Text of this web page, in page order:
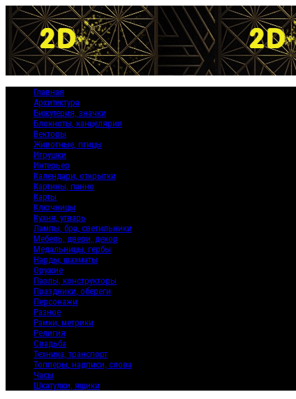
Главная
Архитектура
Бижутерия, значки
Блокноты, канцелярия
Векторы
Животные, птицы
Игрушки
Интерьер
Календари, открытки
Картины, панно
Карты
Ключницы
Кухня, утварь
Лампы, бра, светильники
Мебель, двери, декор
Медальницы, гербы
Нарды, шахматы
Оружие
Пазлы, конструкторы
Праздники, обереги
Персонажи
Разное
Рамки, метрики
Религия
Свадьба
Техника, транспорт
Топперы, надписи, слова
Часы
Шкатулки, ящики